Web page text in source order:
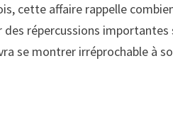
cette affaire rappelle
des répercussions
se montrer irréprochable à